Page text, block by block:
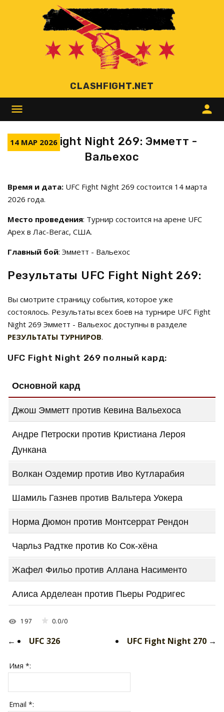
CLASHFIGHT.NET
menu person
14 МАР 2026
UFC Fight Night 269: Эмметт -
Вальехос
Время и дата: UFC Fight Night 269 состоится 14 марта
2026 года.
Место проведения: Турнир состоится на арене UFC
Apex в Лас-Вегас, США.
Главный бой: Эмметт - Вальехос
Результаты UFC Fight Night 269:
Вы смотрите страницу события, которое уже
состоялось. Результаты всех боев на турнире UFC Fight
Night 269 Эмметт - Вальехос доступны в разделе
РЕЗУЛЬТАТЫ ТУРНИРОВ.
UFC Fight Night 269 полный кард:
Основной кард
Джош Эмметт против Кевина Вальехоса
Андре Петроски против Кристиана Лероя
Дункана
Волкан Оздемир против Иво Кутларабия
Шамиль Газнев против Вальтера Уокера
Норма Дюмон против Монтсеррат Рендон
Чарльз Радтке против Ко Сок-хёна
Жафел Фильо против Аллана Насименто
Алиса Арделеан против Пьеры Родригес
197 0.0/0
← UFC 326 UFC Fight Night 270 →
Имя *:
Email *: